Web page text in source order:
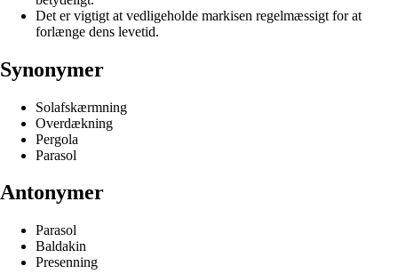
Det er vigtigt at vedligeholde markisen regelmæssigt for at
forlænge dens levetid.
Synonymer
Solafskærmning
Overdækning
Pergola
Parasol
Antonymer
Parasol
Baldakin
Presenning